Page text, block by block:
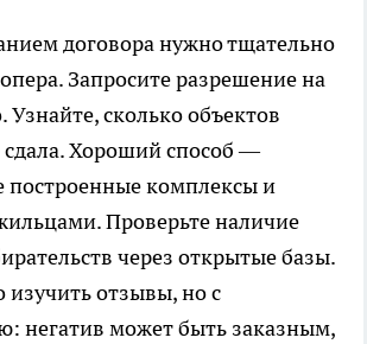
договора нужно тщательно
Запросите разрешение на
Узнайте, сколько объектов
Хороший способ —
построенные комплексы и
Проверьте наличие
через открытые базы.
изучить отзывы, но с
негатив может быть заказным,